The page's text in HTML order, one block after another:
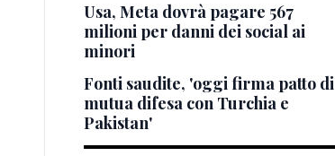
Usa, Meta dovrà pagare 567
milioni per danni dei social ai
minori
Fonti saudite, 'oggi firma patto di
mutua difesa con Turchia e
Pakistan'